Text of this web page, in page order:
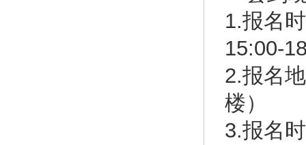
1.报名
15:00-
2.报名
楼）
3.报名